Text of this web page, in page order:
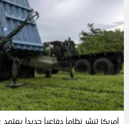
أمريكا تنشر نظاماً دفاعياً جديداً يعتمد